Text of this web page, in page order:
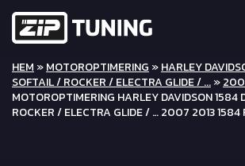
HEM »MOTOROPTIMERING »HARLEY
SOFTAIL / ROCKER / ELECTRA GLIDE / ...»
MOTOROPTIMERING HARLEY DAVIDSON 1584
ROCKER / ELECTRA GLIDE / … 2007 2013 1584